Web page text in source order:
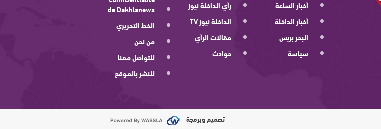
أخبار الساعة
أخبار الداخلة
البحر بريس
سياسة
رأي الداخلة نيوز
الداخلة نيوز TV
مقالات الرأي
حوادث
de Dakhlanews
الخط التحريري
من نحن
للتواصل معنا
للنشر بالموقع
تصميم وبرمجة